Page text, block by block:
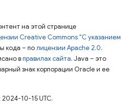
на этой странице
Creative Commons "С указанием
кода – полицензии Apache 2.0.
вправилах сайта. Java – это
знак корпорации Oracle и ее
10-15 UTC.